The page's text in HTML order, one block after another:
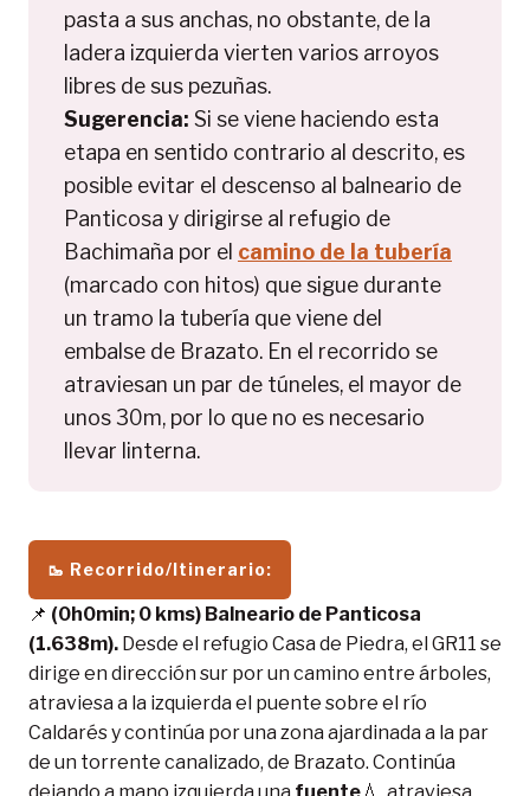
pasta a sus anchas, no obstante, de la
ladera izquierda vierten varios arroyos
libres de sus pezuñas.
Sugerencia: Si se viene haciendo esta
etapa en sentido contrario al descrito, es
posible evitar el descenso al balneario de
Panticosa y dirigirse al refugio de
Bachimaña por el camino de la tubería
(marcado con hitos) que sigue durante
un tramo la tubería que viene del
embalse de Brazato. En el recorrido se
atraviesan un par de túneles, el mayor de
unos 30m, por lo que no es necesario
llevar linterna.
🥾 Recorrido/Itinerario:
📌 (0h0min; 0 kms) Balneario de Panticosa
(1.638m). Desde el refugio Casa de Piedra, el GR11 se
dirige en dirección sur por un camino entre árboles,
atraviesa a la izquierda el puente sobre el río
Caldarés y continúa por una zona ajardinada a la par
de un torrente canalizado, de Brazato. Continúa